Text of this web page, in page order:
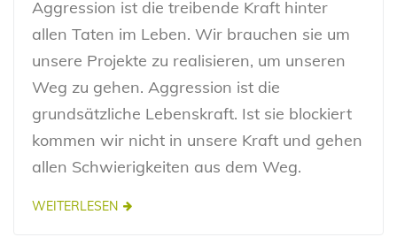
Aggression ist die treibende Kraft hinter
allen Taten im Leben. Wir brauchen sie um
unsere Projekte zu realisieren, um unseren
Weg zu gehen. Aggression ist die
grundsätzliche Lebenskraft. Ist sie blockiert
kommen wir nicht in unsere Kraft und gehen
allen Schwierigkeiten aus dem Weg.
WEITERLESEN